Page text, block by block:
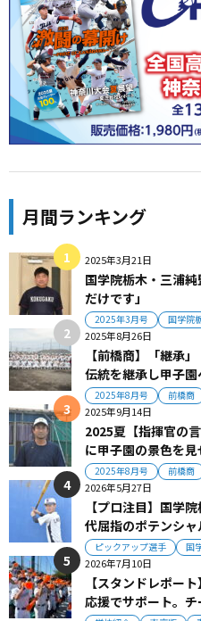
月間ランキング
2025年3月21日
国学院栃木・三浦
だけです」
2025年3月号 国学院
2025年8月26日
【前橋商】「継承
伝統を継承し甲子
2025年8月号 前橋商
2025年9月14日
2025夏【指揮官の
に甲子園の景色を見
2025年8月号 前橋商
2026年5月27日
【プロ注目】国学
代屈指のポテンシ
ピックアップ選手 国
2026年7月10日
【スタンドレポー
応援でサポート。